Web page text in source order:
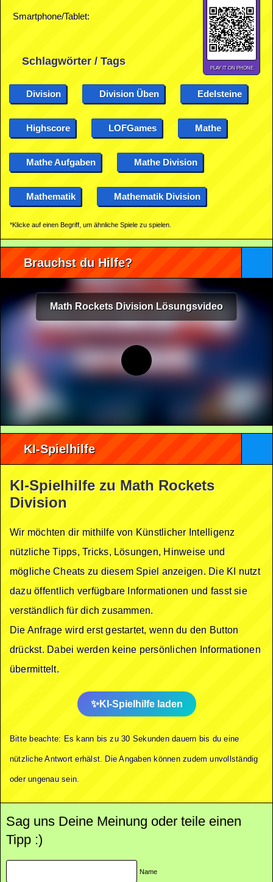
Smartphone/Tablet:
PLAY IT ON PHONE
Schlagwörter / Tags
Division Division Üben Edelsteine
Highscore LOFGames Mathe
Mathe Aufgaben Mathe Division
Mathematik Mathematik Division
*Klicke auf einen Begriff, um ähnliche Spiele zu spielen.
Brauchst du Hilfe?
Math Rockets Division Lösungsvideo
KI-Spielhilfe
KI-Spielhilfe zu Math Rockets
Division
Wir möchten dir mithilfe von Künstlicher Intelligenz
nützliche Tipps, Tricks, Lösungen, Hinweise und
mögliche Cheats zu diesem Spiel anzeigen. Die KI nutzt
dazu öffentlich verfügbare Informationen und fasst sie
verständlich für dich zusammen.
Die Anfrage wird erst gestartet, wenn du den Button
drückst. Dabei werden keine persönlichen Informationen
übermittelt.
KI-Spielhilfe laden
Bitte beachte: Es kann bis zu 30 Sekunden dauern bis du eine
nützliche Antwort erhälst. Die Angaben können zudem unvollständig
oder ungenau sein.
Sag uns Deine Meinung oder teile einen
Tipp :)
Name